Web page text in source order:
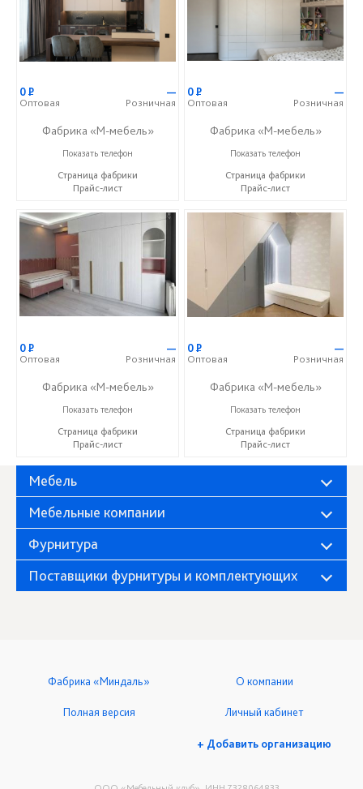
0Р
Оптовая
—
Розничная
Фабрика «М-мебель»
+7 (902) 349-19-19
Показать телефон
Страница фабрики
Прайс-лист
0Р
Оптовая
—
Розничная
Фабрика «М-мебель»
+7 (902) 349-19-19
Показать телефон
Страница фабрики
Прайс-лист
0Р
Оптовая
—
Розничная
Фабрика «М-мебель»
+7 (902) 349-19-19
Показать телефон
Страница фабрики
Прайс-лист
0Р
Оптовая
—
Розничная
Фабрика «М-мебель»
+7 (902) 349-19-19
Показать телефон
Страница фабрики
Прайс-лист
Мебель
Мебельные компании
Фурнитура
Поставщики фурнитуры и комплектующих
Фабрика «Миндаль» О компании
Полная версия Личный кабинет
+ Добавить организацию